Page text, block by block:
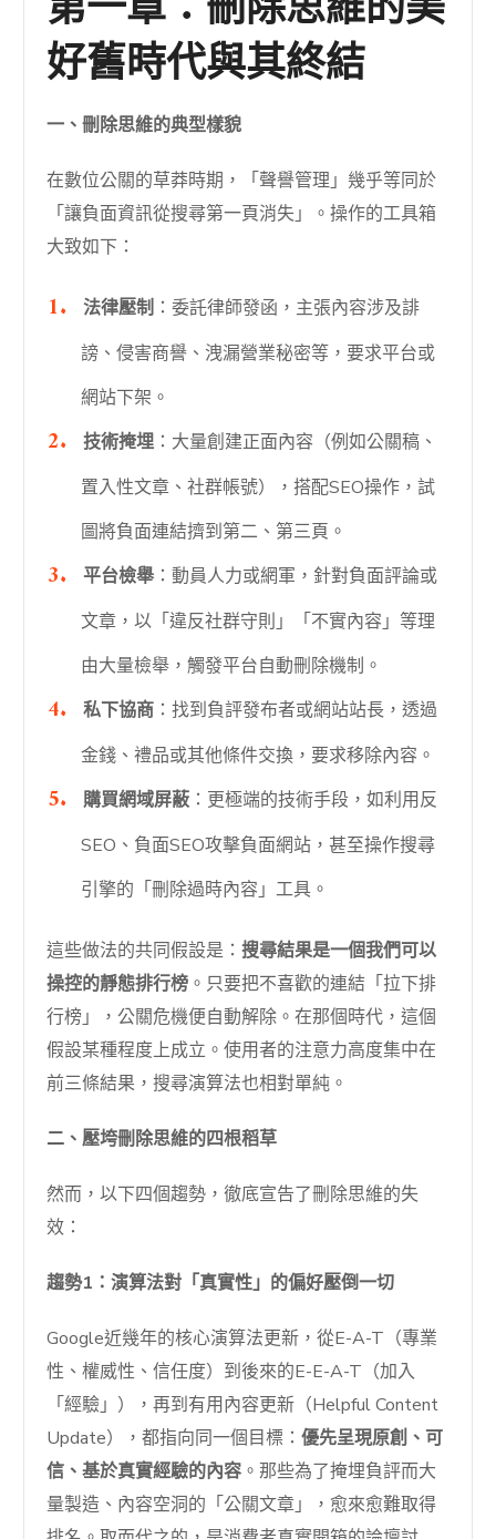
好舊時代與其終結
一、刪除思維的典型樣貌
在數位公關的草莽時期，「聲譽管理」幾乎等同於
「讓負面資訊從搜尋第一頁消失」。操作的工具箱
大致如下：
法律壓制 ：委託律師發函，主張內容涉及誹
謗、侵害商譽、洩漏營業秘密等，要求平台或
網站下架。
技術掩埋：大量創建正面內容（例如公關稿、
置入性文章、社群帳號），搭配SEO操作，試
圖將負面連結擠到第二、第三頁。
平台檢舉：動員人力或網軍，針對負面評論或
文章，以「違反社群守則」「不實內容」等理
由大量檢舉，觸發平台自動刪除機制。
私下協商：找到負評發布者或網站站長，透過
金錢、禮品或其他條件交換，要求移除內容。
購買網域屏蔽：更極端的技術手段，如利用反
SEO、負面SEO攻擊負面網站，甚至操作搜尋
引擎的「刪除過時內容」工具。
這些做法的共同假設是：搜尋結果是一個我們可以
操控的靜態排行榜 。只要把不喜歡的連結「拉下排
行榜」，公關危機便自動解除。在那個時代，這個
假設某種程度上成立。使用者的注意力高度集中在
前三條結果，搜尋演算法也相對單純。
二、壓垮刪除思維的四根稻草
然而，以下四個趨勢，徹底宣告了刪除思維的失
效：
趨勢1：演算法對「真實性」的偏好壓倒一切
Google近幾年的核心演算法更新，從E-A-T（專業
性、權威性、信任度）到後來的E-E-A-T（加入
「經驗」），再到有用內容更新（Helpful Content
Update），都指向同一個目標：優先呈現原創、可
信、基於真實經驗的內容 。那些為了掩埋負評而大
量製造、內容空洞的「公關文章」，愈來愈難取得